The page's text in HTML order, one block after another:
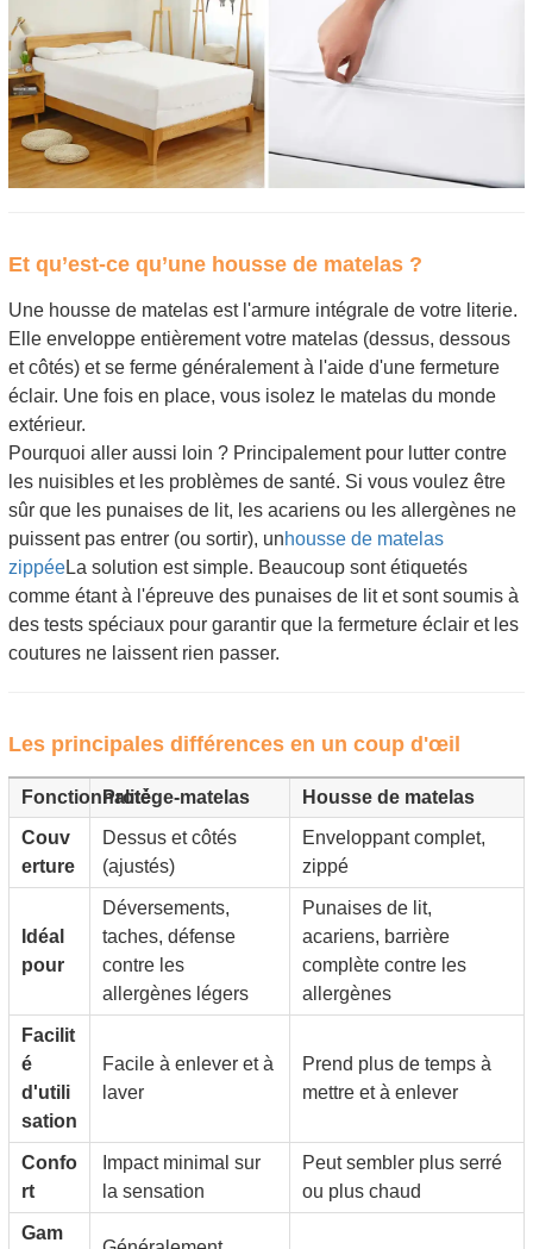
Et qu’est-ce qu’une housse de matelas ?
Une housse de matelas est l'armure intégrale de votre literie.
Elle enveloppe entièrement votre matelas (dessus, dessous
et côtés) et se ferme généralement à l'aide d'une fermeture
éclair. Une fois en place, vous isolez le matelas du monde
extérieur.
Pourquoi aller aussi loin ? Principalement pour lutter contre
les nuisibles et les problèmes de santé. Si vous voulez être
sûr que les punaises de lit, les acariens ou les allergènes ne
puissent pas entrer (ou sortir), unhousse de matelas
zippéeLa solution est simple. Beaucoup sont étiquetés
comme étant à l'épreuve des punaises de lit et sont soumis à
des tests spéciaux pour garantir que la fermeture éclair et les
coutures ne laissent rien passer.
Les principales différences en un coup d'œil
FonctionnalitéProtège-matelas
Housse de matelas
Couv
erture
Dessus et côtés
(ajustés)
Enveloppant complet,
zippé
Idéal
pour
Déversements,
taches, défense
contre les
allergènes légers
Punaises de lit,
acariens, barrière
complète contre les
allergènes
Facilit
é
d'utili
sation
Facile à enlever et à
laver
Prend plus de temps à
mettre et à enlever
Confo
rt
Impact minimal sur
la sensation
Peut sembler plus serré
ou plus chaud
Gam